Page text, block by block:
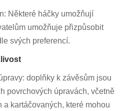
Některé háčky umožňují
umožňuje přizpůsobit
svých preferencí.
doplňky k závěsům jsou
povrchových úpravách, včetně
a kartáčovaných, které mohou